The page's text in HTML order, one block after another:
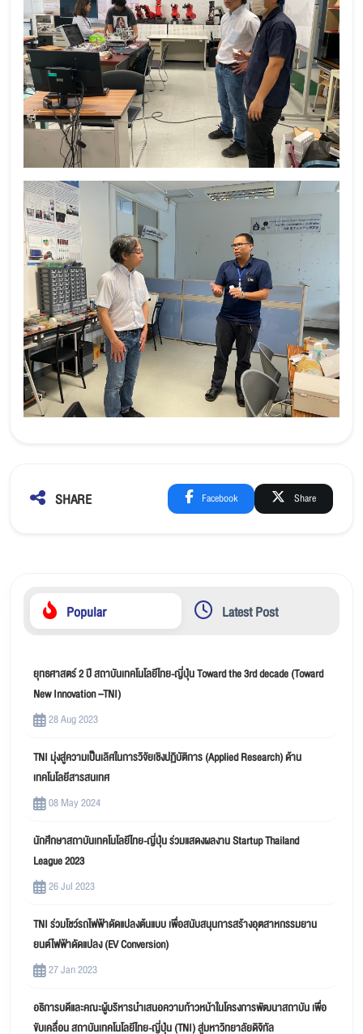
SHARE Facebook Share
Popular Latest Post
ยุทธศาสตร์ 2 ปี สถาบันเทคโนโลยีไทย-ญี่ปุ่น Toward the 3rd decade (Toward
New Innovation –TNI)
28 Aug 2023
TNI มุ่งสู่ความเป็นเลิศในการวิจัยเชิงปฏิบัติการ (Applied Research) ด้าน
เทคโนโลยีสารสนเทศ
08 May 2024
นักศึกษาสถาบันเทคโนโลยีไทย-ญี่ปุ่น ร่วมแสดงผลงาน Startup Thailand
League 2023
26 Jul 2023
TNI ร่วมโชว์รถไฟฟ้าดัดแปลงต้นแบบ เพื่อสนับสนุนการสร้างอุตสาหกรรมยาน
ยนต์ไฟฟ้าดัดแปลง (EV Conversion)
27 Jan 2023
อธิการบดีและคณะผู้บริหารนำเสนอความก้าวหน้าในโครงการพัฒนาสถาบัน เพื่อ
ขับเคลื่อน สถาบันเทคโนโลยีไทย-ญี่ปุ่น (TNI) สู่มหาวิทยาลัยดิจิทัล